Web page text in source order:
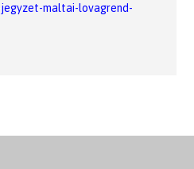
maltai-lovagrend-